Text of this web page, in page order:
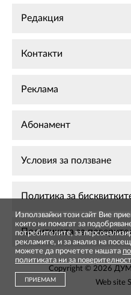
Редакция
Контакти
Реклама
Абонамент
Условия за ползване
Политика за
Политиката за
Copyright © 2026
Web site
Използвайки този сайт Вие
които ни помагат за
потребителите, за
рекламите, и за анализ на
можете да прочетете нашата
политиката ни за поверителност
ПРИЕМАМ